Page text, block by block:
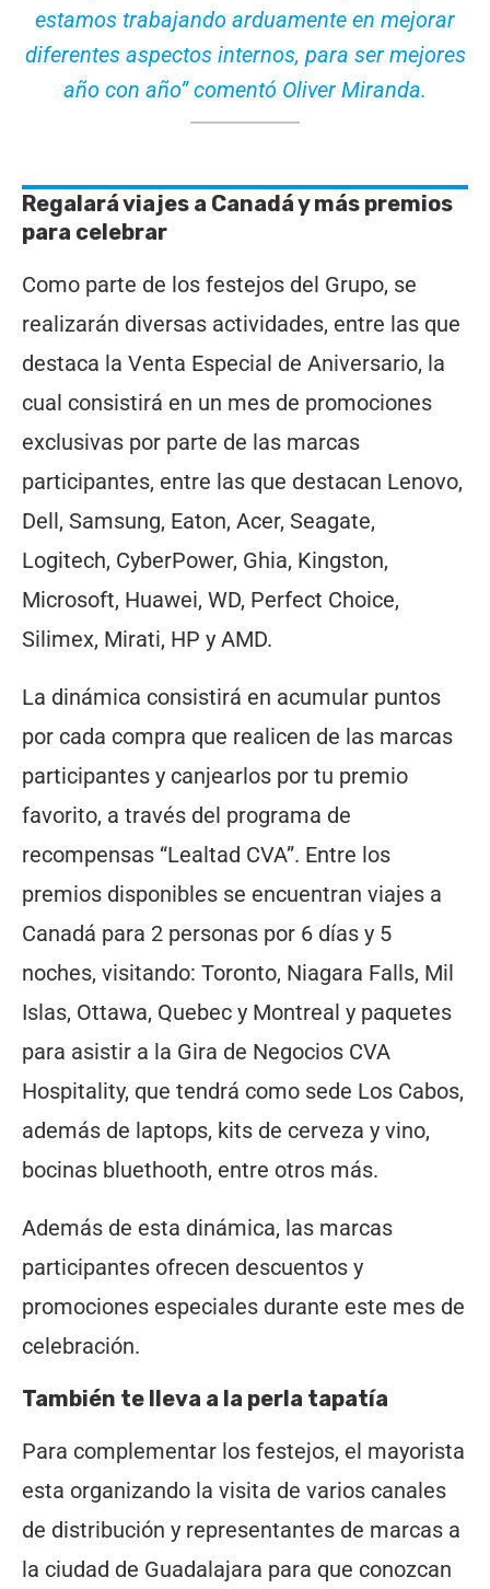
estamos trabajando arduamente en mejorar
diferentes aspectos internos, para ser mejores
año con año” comentó Oliver Miranda.
Regalará viajes a Canadá y más premios
para celebrar
Como parte de los festejos del Grupo, se
realizarán diversas actividades, entre las que
destaca la Venta Especial de Aniversario, la
cual consistirá en un mes de promociones
exclusivas por parte de las marcas
participantes, entre las que destacan Lenovo,
Dell, Samsung, Eaton, Acer, Seagate,
Logitech, CyberPower, Ghia, Kingston,
Microsoft, Huawei, WD, Perfect Choice,
Silimex, Mirati, HP y AMD.
La dinámica consistirá en acumular puntos
por cada compra que realicen de las marcas
participantes y canjearlos por tu premio
favorito, a través del programa de
recompensas “Lealtad CVA”. Entre los
premios disponibles se encuentran viajes a
Canadá para 2 personas por 6 días y 5
noches, visitando: Toronto, Niagara Falls, Mil
Islas, Ottawa, Quebec y Montreal y paquetes
para asistir a la Gira de Negocios CVA
Hospitality, que tendrá como sede Los Cabos,
además de laptops, kits de cerveza y vino,
bocinas bluethooth, entre otros más.
Además de esta dinámica, las marcas
participantes ofrecen descuentos y
promociones especiales durante este mes de
celebración.
También te lleva a la perla tapatía
Para complementar los festejos, el mayorista
esta organizando la visita de varios canales
de distribución y representantes de marcas a
la ciudad de Guadalajara para que conozcan